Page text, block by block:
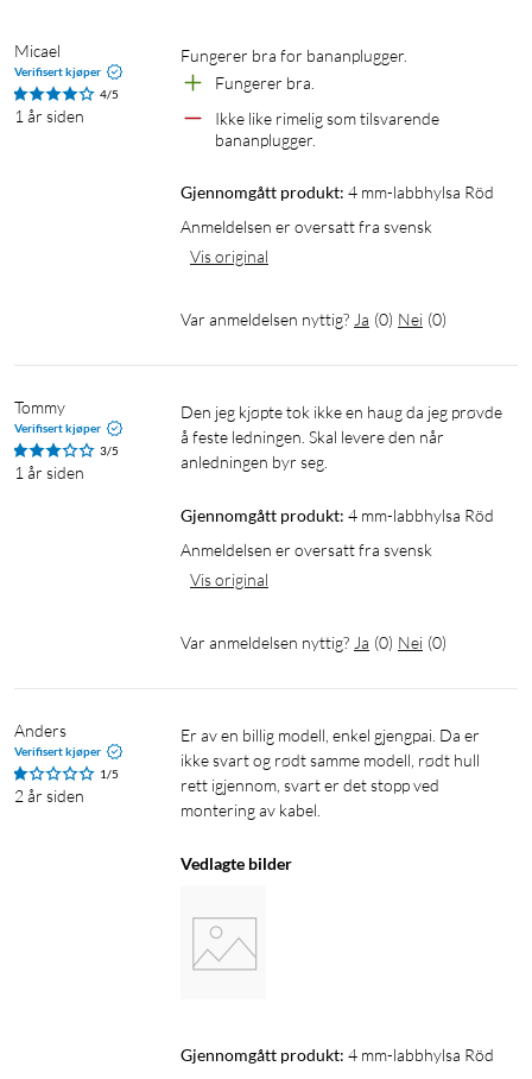
Micael
Verifisert kjøper
4/5
1 år siden
Fungerer bra for bananplugger.
Fungerer bra.
Ikke like rimelig som tilsvarende
bananplugger.
Gjennomgått produkt: 4 mm-labbhylsa Röd
Anmeldelsen er oversatt fra svensk
Vis original
Var anmeldelsen nyttig? Ja (0) Nei (0)
Tommy
Verifisert kjøper
3/5
1 år siden
Den jeg kjøpte tok ikke en haug da jeg prøvde
å feste ledningen. Skal levere den når
anledningen byr seg.
Gjennomgått produkt: 4 mm-labbhylsa Röd
Anmeldelsen er oversatt fra svensk
Vis original
Var anmeldelsen nyttig? Ja (0) Nei (0)
Anders
Verifisert kjøper
1/5
2 år siden
Er av en billig modell, enkel gjengpai. Da er
ikke svart og rødt samme modell, rødt hull
rett igjennom, svart er det stopp ved
montering av kabel.
Vedlagte bilder
Gjennomgått produkt: 4 mm-labbhylsa Röd